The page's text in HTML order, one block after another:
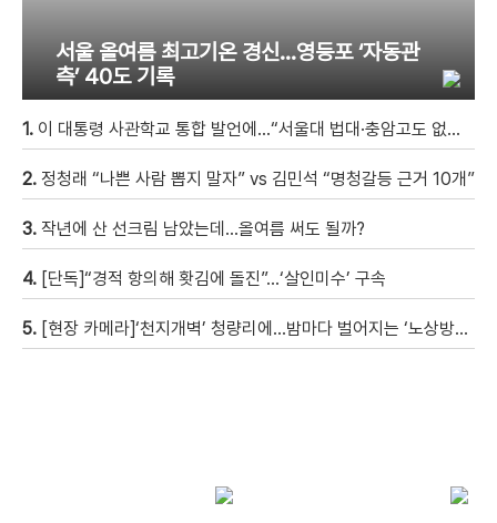
서울 올여름 최고기온 경신…영등포 ‘자동관
측’ 40도 기록
1. 이 대통령 사관학교 통합 발언에…“서울대 법대·충암고도 없애나”
2. 정청래 “나쁜 사람 뽑지 말자” vs 김민석 “명청갈등 근거 10개”
3. 작년에 산 선크림 남았는데…올여름 써도 될까?
4. [단독]“경적 항의해 홧김에 돌진”…‘살인미수’ 구속
5. [현장 카메라]‘천지개벽’ 청량리에…밤마다 벌어지는 ‘노상방뇨 전쟁’